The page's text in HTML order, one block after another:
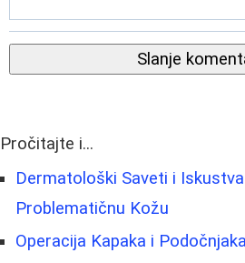
Slanje
Pročitajte i...
Dermatološki Saveti i
Problematičnu Kožu
Operacija Kapaka i